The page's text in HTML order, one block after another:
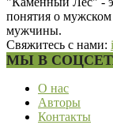
понятия о мужском
мужчины.
Свяжитесь с нами:
МЫ В
О нас
Авторы
Контакты